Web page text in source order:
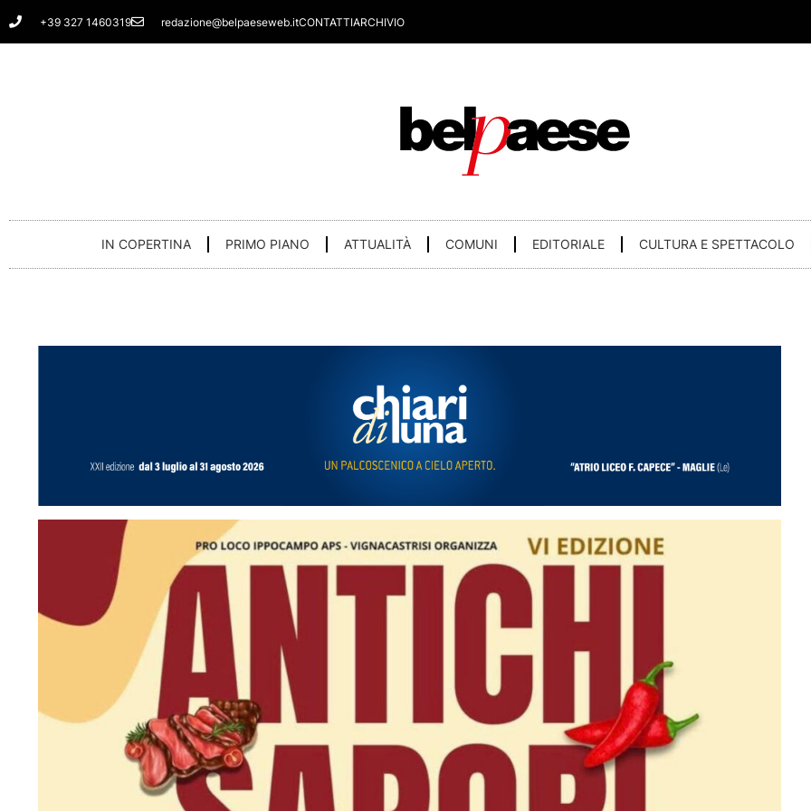
Vai
al
+39 327 1460319 redazione@belpaeseweb.itCONTATTIARCHIVIO
IN COPERTINA PRIMO PIANO ATTUALITÀ COMUNI EDITORIALE CULTURA E SPETTACOLO